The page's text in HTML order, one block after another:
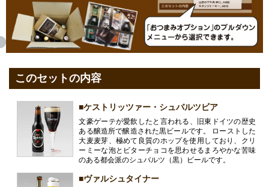
このセットの内容
■ケストリッツァー・シュバルツビア
文豪ゲーテが愛飲したと言われる、旧東ドイツの歴史
ある醸造所で醸造された黒ビールです。 ローストした
大麦麦芽、極めて良質のホップを使用しており、クリ
ーミーな泡とビターチョコを思わせるまろやかな苦味
のある都会派のシュバルツ（黒）ビールです。
■ヴァルシュタイナー